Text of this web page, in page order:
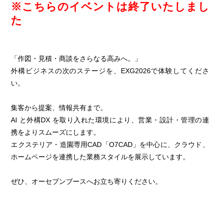
※こちらのイベントは終了いたしまし
た
「作図・見積・商談をさらなる高みへ。」
外構ビジネスの次のステージを、EXG2026で体験してくださ
い。
集客から提案、情報共有まで。
AI と外構DX を取り入れた環境により、営業・設計・管理の連
携をよりスムーズにします。
エクステリア・造園専用CAD「O7CAD」を中心に、クラウド、
ホームページを連携した業務スタイルを展示しています。
ぜひ、オーセブンブースへお立ち寄りください。